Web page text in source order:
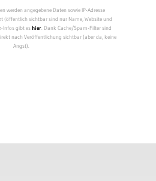
werden angegebene Daten sowie IP-Adresse
(öffentlich sichtbar sind nur Name, Website und
Infos gibt eshier. Dank Cache/Spam-Filter sind
nach Veröffentlichung sichtbar (aber da, keine
Angst).